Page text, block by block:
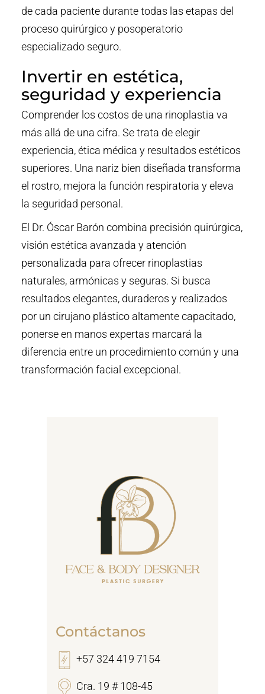
de cada paciente durante todas las etapas del
proceso quirúrgico y posoperatorio
especializado seguro.
Invertir en estética,
seguridad y experiencia
Comprender los costos de una rinoplastia va
más allá de una cifra. Se trata de elegir
experiencia, ética médica y resultados estéticos
superiores. Una nariz bien diseñada transforma
el rostro, mejora la función respiratoria y eleva
la seguridad personal.
El Dr. Óscar Barón combina precisión quirúrgica,
visión estética avanzada y atención
personalizada para ofrecer rinoplastias
naturales, armónicas y seguras. Si busca
resultados elegantes, duraderos y realizados
por un cirujano plástico altamente capacitado,
ponerse en manos expertas marcará la
diferencia entre un procedimiento común y una
transformación facial excepcional.
Contáctanos
+57 324 419 7154
Cra. 19 # 108-45